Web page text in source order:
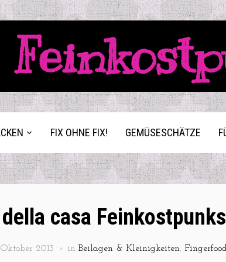
FIX OHNE FIX! GEMÜSESCHÄTZE
casa Feinkostpunks
Oktober 2013 inBeilagen & Kleinigkeiten, Fingerfood